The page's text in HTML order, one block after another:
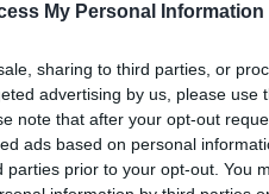
My Personal Information
sharing to third parties, or
advertising by us, please use
note that after your opt-out
ads based on personal
parties prior to your opt-out. You